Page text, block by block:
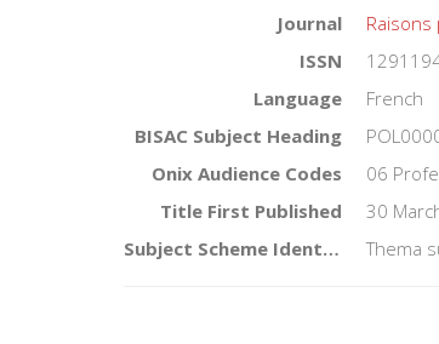
Journal
ISSN
Language
French
BISAC Subject Heading
Onix Audience Codes
06
Title First Published
30
Subject Scheme Identifier Code
Thema